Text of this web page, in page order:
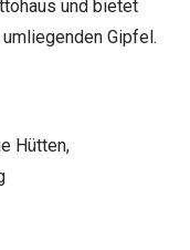
und bietet
Gipfel.
Hütten,